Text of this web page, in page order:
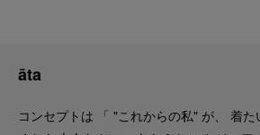
āta
コンセプトは 「 "これからの私" が、 着